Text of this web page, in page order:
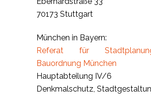
70173 Stuttgart
München in Bayern:
Referat für
Bauordnung München
Hauptabteilung IV/6
Denkmalschutz,